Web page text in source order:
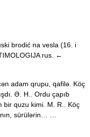
brodić na vesla (16. i
rus. ←
adam qrupu, qafilə. Köç
Ə. H.. Ordu çapıb
bir quzu kimi. M. R.. Köç
sürülərin… …